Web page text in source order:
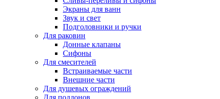
Экраны для ванн
Звук и свет
Подголовники и ручки
Для раковин
Донные клапаны
Сифоны
Для смесителей
Встраиваемые части
Внешние части
Для душевых ограждений